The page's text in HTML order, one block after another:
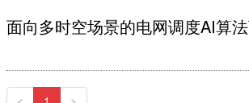
面向多时空场景的电网调度AI算